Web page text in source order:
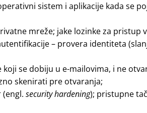
sistem i aplikacije kada se
mreže; jake lozinke za pristup
– provera identiteta
koji se dobiju u e-mailovima, i ne
skenirati pre otvaranja;
security hardening); pristupne